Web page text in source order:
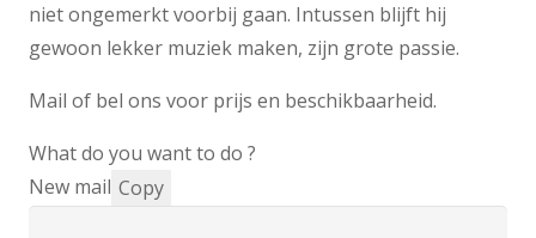
niet ongemerkt voorbij gaan. Intussen blijft hij
gewoon lekker muziek maken, zijn grote passie.
Mail of bel ons voor prijs en beschikbaarheid.
What do you want to do ?
New mail Copy